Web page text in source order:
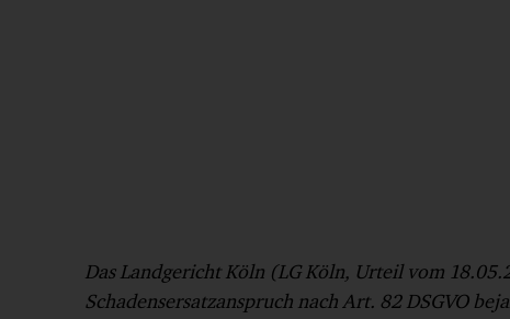
Das Landgericht Köln (LG Köln, Urteil vom
Schadensersatzanspruch nach Art. 82 DSGVO